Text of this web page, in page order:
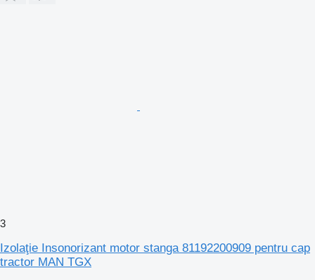
3
Izolaţie Insonorizant motor stanga 81192200909 pentru cap
tractor MAN TGX